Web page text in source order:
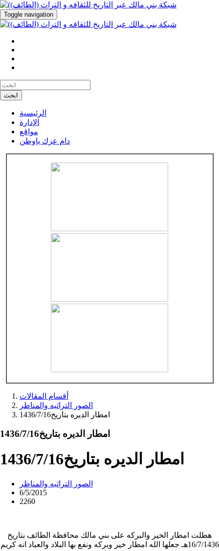
Toggle navigation
ابحث
الرئيسية
الإدارة
مواقع
دام عزك ياوطن
أقسام المقالات
الصور التراثيه والمناظر
امطار الديره بتاريخ1436/7/16
امطار الديره بتاريخ1436/7/16
امطار الديره بتاريخ1436/7/16
الصور التراثيه والمناظر
6/5/2015
2260
هطلت امطار الخير والبركه على بني مالك محافظة الطائف بتاريخ
16/7/1436هـ جعلها الله امطار خير وبركه ونفع بها البلاد والعباد انه كريم